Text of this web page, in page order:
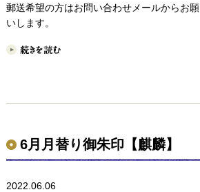
郵送希望の方はお問い合わせメールからお願
いします。
6月月替り御朱印【麒麟】
2022.06.06